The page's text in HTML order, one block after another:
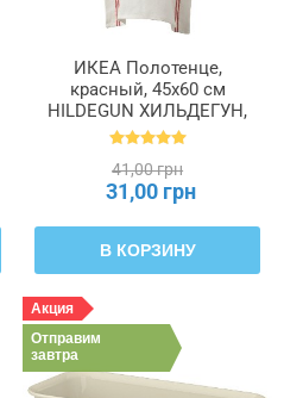
ИКЕА Полотенце,
красный, 45x60 см
HILDEGUN ХИЛЬДЕГУН,
004.840.07
41,00 грн
31,00 грн
В КОРЗИНУ
Акция
Отправим
завтра